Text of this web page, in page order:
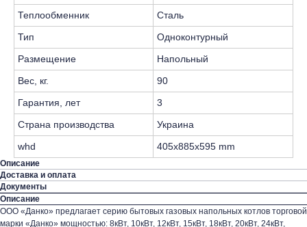
Теплообменник
Сталь
Тип
Одноконтурный
Размещение
Напольный
Вес, кг.
90
Гарантия, лет
3
Страна производства
Украина
whd
405x885x595 mm
Описание
Доставка и оплата
Документы
Описание
ООО «Данко» предлагает серию бытовых газовых напольных котлов торговой
марки «Данко» мощностью: 8кВт, 10кВт, 12кВт, 15кВт, 18кВт, 20кВт, 24кВт,